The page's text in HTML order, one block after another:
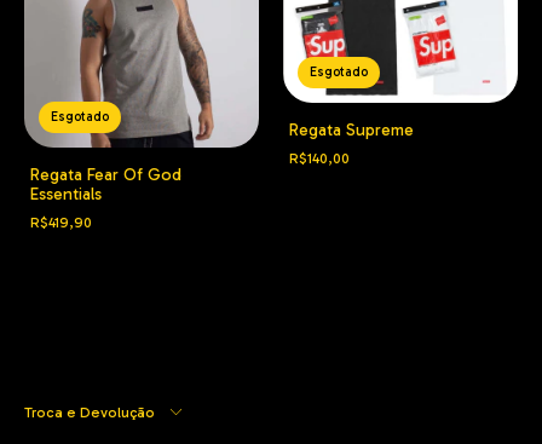
Esgotado
Regata Fear Of God
Essentials
R$419,90
Esgotado
Regata Supreme
R$140,00
Troca e Devolução